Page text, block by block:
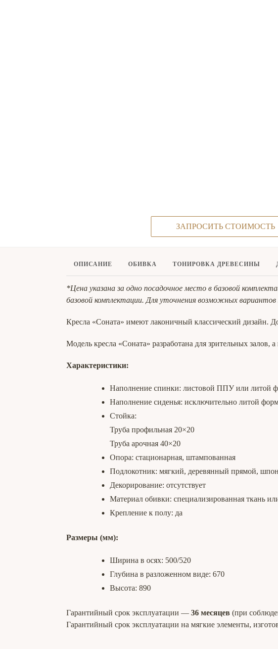
ЗАПРОСИТЬ СТОИМОСТЬ
ОПИСАНИЕ ОБИВКА ТОНИРОВКА ДРЕВЕСИНЫ
*Цена указана за одно посадочное место в базовой
базовой комплектации. Для уточнения возможных
Кресла «Соната» имеют лаконичный классический дизайн.
Модель кресла «Соната» разработана для зрительных
Характеристики:
Наполнение спинки: листовой ППУ или
Наполнение сиденья: исключительно литой
Стойка:
Труба профильная 20×20
Труба арочная 40×20
Опора: стационарная, штампованная
Подлокотник: мягкий, деревянный прямой,
Декорирование: отсутствует
Материал обивки: специализированная ткань
Крепление к полу: да
Размеры (мм):
Ширина в осях: 500/520
Глубина в разложенном виде: 670
Высота: 890
Гарантийный срок эксплуатации —36 месяцев (при
Гарантийный срок эксплуатации на мягкие элементы,